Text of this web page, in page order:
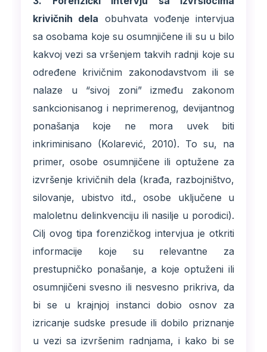
krivičnih dela obuhvata vođenje intervjua
sa osobama koje su osumnjičene ili su u bilo
kakvoj vezi sa vršenjem takvih radnji koje su
određene krivičnim zakonodavstvom ili se
nalaze u “sivoj zoni” između zakonom
sankcionisanog i neprimerenog, devijantnog
ponašanja koje ne mora uvek biti
inkriminisano (Kolarević, 2010). To su, na
primer, osobe osumnjičene ili optužene za
izvršenje krivičnih dela (krađa, razbojništvo,
silovanje, ubistvo itd., osobe uključene u
maloletnu delinkvenciju ili nasilje u porodici).
Cilj ovog tipa forenzičkog intervjua je otkriti
informacije koje su relevantne za
prestupničko ponašanje, a koje optuženi ili
osumnjičeni svesno ili nesvesno prikriva, da
bi se u krajnjoj instanci dobio osnov za
izricanje sudske presude ili dobilo priznanje
u vezi sa izvršenim radnjama, i kako bi se